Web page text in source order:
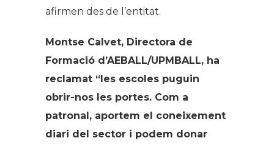
afirmen des de l’entitat.
Montse Calvet, Directora de
Formació d’AEBALL/UPMBALL, ha
reclamat “les escoles puguin
obrir-nos les portes. Com a
patronal, aportem el coneixement
diari del sector i podem donar